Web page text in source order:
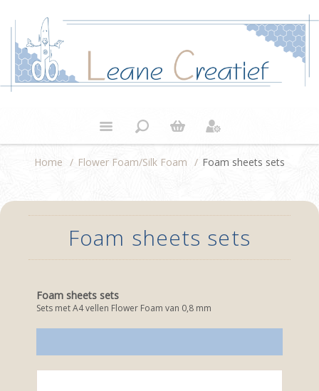
Home / Flower Foam/Silk Foam / Foam sheets sets
Foam sheets sets
Foam sheets sets
Sets met A4 vellen Flower Foam van 0,8 mm